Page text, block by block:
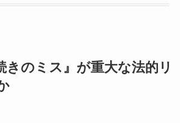
きのミス』が重大な法的リ